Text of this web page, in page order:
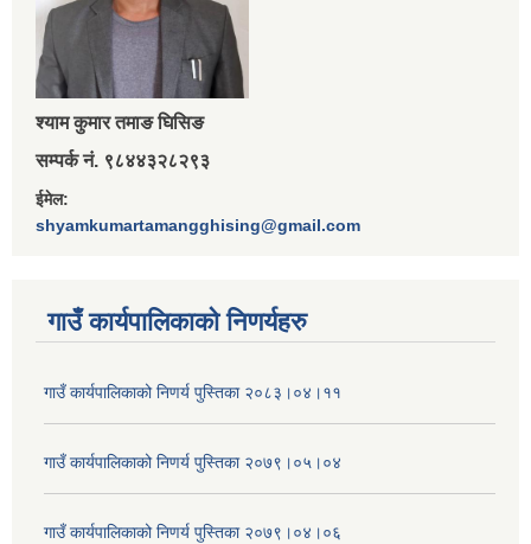
श्‍याम कुमार तमाङ घिसिङ
सम्पर्क नं. ९८४४३२८२९३
ईमेल:
shyamkumartamangghising@gmail.com
गाउँ कार्यपालिकाकाे निणर्यहरु
गाउँ कार्यपालिकाको निणर्य पुस्तिका २०८३।०४।११
गाउँ कार्यपालिकाको निणर्य पुस्तिका २०७९।०५।०४
गाउँ कार्यपालिकाको निणर्य पुस्तिका २०७९।०४।०६